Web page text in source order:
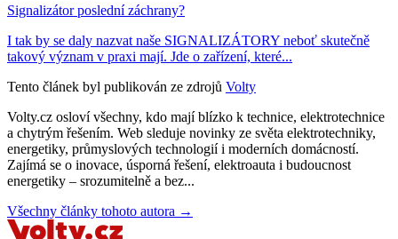
Signalizátor poslední záchrany?
I tak by se daly nazvat naše SIGNALIZÁTORY neboť skutečně
takový význam v praxi mají. Jde o zařízení, které...
Tento článek byl publikován ze zdrojů Volty
Volty.cz osloví všechny, kdo mají blízko k technice, elektrotechnice
a chytrým řešením. Web sleduje novinky ze světa elektrotechniky,
energetiky, průmyslových technologií i moderních domácností.
Zajímá se o inovace, úsporná řešení, elektroauta i budoucnost
energetiky – srozumitelně a bez...
Všechny články tohoto autora →